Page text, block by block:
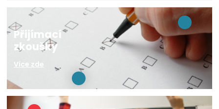
Přijímací
zkoušky
Více zde